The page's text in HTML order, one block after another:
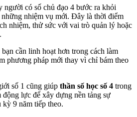
người có số chủ đạo 4 bước ra khỏi
những nhiệm vụ mới. Đây là thời điểm
nhiệm, thử sức với vai trò quản lý hoặc
cần linh hoạt hơn trong cách làm
phương pháp mới thay vì chỉ bám theo
số 1 cũng giúp thần số học số 4 trong
động lực để xây dựng nền tảng sự
9 năm tiếp theo.